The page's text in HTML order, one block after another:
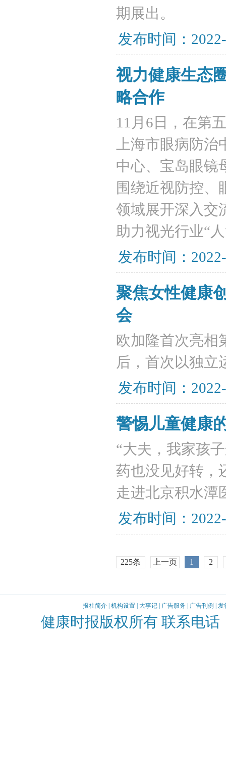
期展出。
发布时间：
视力健康生态
略合作
​11月6日，在第
上海市眼病防
中心、宝岛眼镜
围绕近视防控、
领域展开深入交
助力视光行业“
发布时间：
聚焦女性健康
会
欧加隆首次亮相
后，首次以独立
发布时间：
警惕儿童健康
“大夫，我家孩
药也没见好转，
走进北京积水潭
发布时间：
225条 上一页 1 2
报社简介 机构设置 大事记 广告服务 广告刊例 发
健康时报版权所有 联系电话